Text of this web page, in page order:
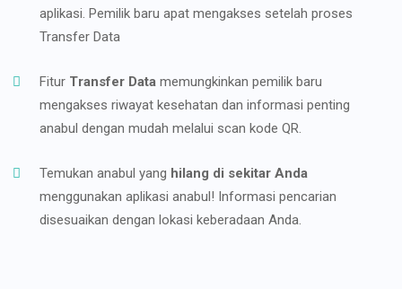
aplikasi. Pemilik baru apat mengakses setelah proses
Transfer Data
Fitur Transfer Data memungkinkan pemilik baru
mengakses riwayat kesehatan dan informasi penting
anabul dengan mudah melalui scan kode QR.
Temukan anabul yang hilang di sekitar Anda
menggunakan aplikasi anabul! Informasi pencarian
disesuaikan dengan lokasi keberadaan Anda.